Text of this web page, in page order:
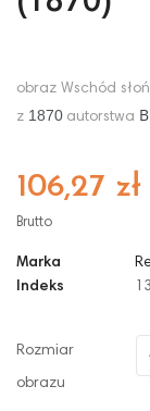
obraz Wschód
z 1870 autorstwa
106,27 zł
Brutto
Marka
Indeks
Rozmiar
obrazu